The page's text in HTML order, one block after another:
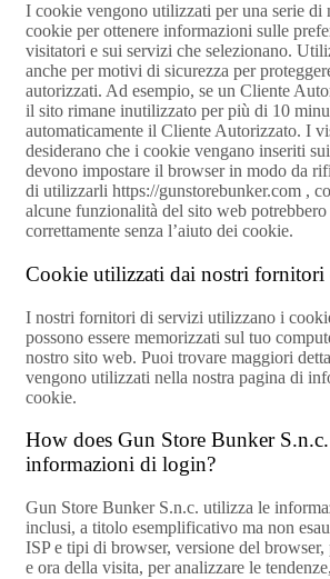
I cookie vengono utilizzati per una serie
cookie per ottenere informazioni sulle
visitatori e sui servizi che selezionano.
anche per motivi di sicurezza per
autorizzati. Ad esempio, se un Cliente
il sito rimane inutilizzato per più di 10
automaticamente il Cliente Autorizzato. I
desiderano che i cookie vengano inseriti
devono impostare il browser in modo da
di utilizzarli https://gunstorebunker.com ,
alcune funzionalità del sito web
correttamente senza l’aiuto dei cookie.
Cookie utilizzati dai nostri fornitori
I nostri fornitori di servizi utilizzano i
possono essere memorizzati sul tuo
nostro sito web. Puoi trovare maggiori
vengono utilizzati nella nostra pagina di
cookie.
How does Gun Store Bunker
informazioni di login?
Gun Store Bunker S.n.c. utilizza le
inclusi, a titolo esemplificativo ma non
ISP e tipi di browser, versione del browser,
e ora della visita, per analizzare le